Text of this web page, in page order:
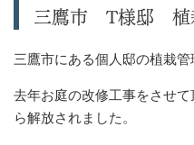
三鷹市 T様邸 植
三鷹市にある個人邸の植栽管
去年お庭の改修工事をさせ
ら解放されました。